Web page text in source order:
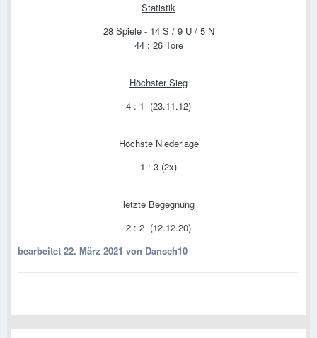
Statistik
28 Spiele - 14 S / 9 U / 5 N
44 : 26 Tore
Höchster Sieg
4 : 1 (23.11.12)
Höchste Niederlage
1 : 3 (2x)
letzte Begegnung
2 : 2 (12.12.20)
bearbeitet 22. März 2021 von Dansch10